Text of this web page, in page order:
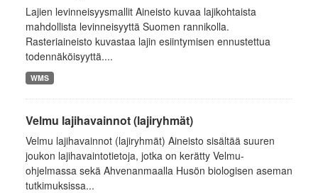
Lajien levinneisyysmallit Aineisto kuvaa lajikohtaista
mahdollista levinneisyyttä Suomen rannikolla.
Rasteriaineisto kuvastaa lajin esiintymisen ennustettua
todennäköisyyttä....
WMS
Velmu lajihavainnot (lajiryhmät)
Velmu lajihavainnot (lajiryhmät) Aineisto sisältää suuren
joukon lajihavaintotietoja, jotka on kerätty Velmu-
ohjelmassa sekä Ahvenanmaalla Husön biologisen aseman
tutkimuksissa...